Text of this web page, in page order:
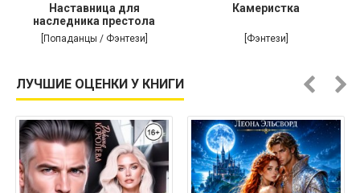
Наставница для
наследника престола
[Попаданцы / Фэнтези]
Камеристка
[Фэнтези]
ЛУЧШИЕ ОЦЕНКИ У КНИГИ